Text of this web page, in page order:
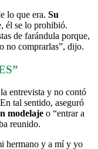
lo que era. Su
él se lo prohibió.
de farándula porque,
no comprarlas”, dijo.
entrevista y no contó
tal sentido, aseguró
modelaje o “entrar a
reunido.
hermano y a mí y yo